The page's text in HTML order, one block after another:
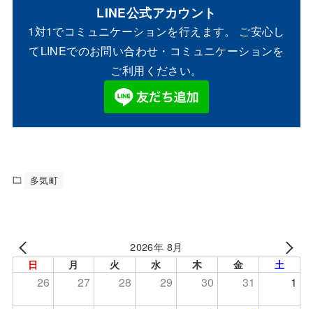
LINE公式アカウント
1対1でコミュニケーションを行えます。 ご安心し
てLINEでのお問い合わせ・コミュニケーションを
ご利用ください。
多気町
2026年 8月
日 月 火 水 木 金 土
26 27 28 29 30 31 1